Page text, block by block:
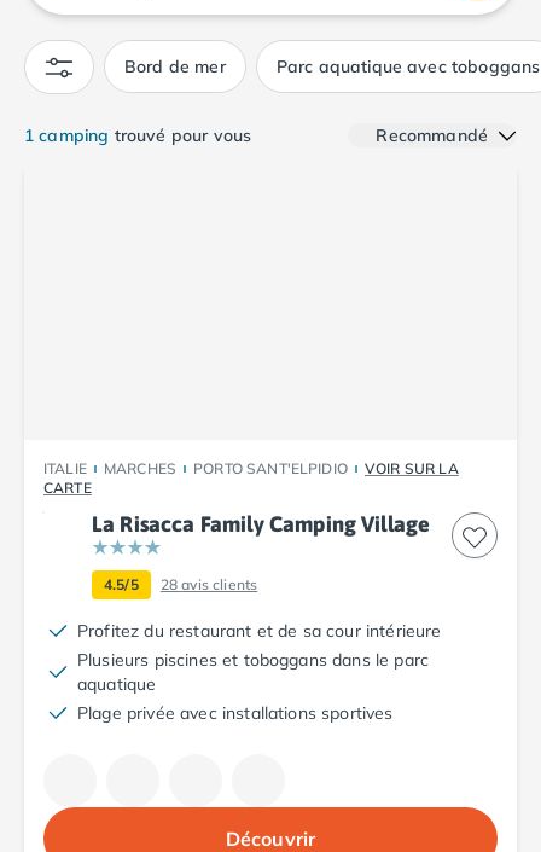
Camping Bretagne
Camping Côtes d'Armor
Camping Erquy
Camping Saint-Cast-le-Guildo
Camping Finistère
Camping Dinard
Camping Saint-Malo
Camping Morbihan
Camping Auray
Camping Carnac
Camping La Trinité sur Mer
Camping Locmariaquer
Camping Penestin
Camping Quiberon
Camping Ardennes
Bord de mer Parc aquatique avec toboggans
1 camping trouvé pour vous Recommandé
ITALIE MARCHES PORTO SANT'ELPIDIO
VOIR SUR LA
CARTE
La Risacca Family Camping Village
4.5/5 28avis clients
Profitez du restaurant et de sa cour intérieure
Plusieurs piscines et toboggans dans le parc
aquatique
Plage privée avec installations sportives
Découvrir